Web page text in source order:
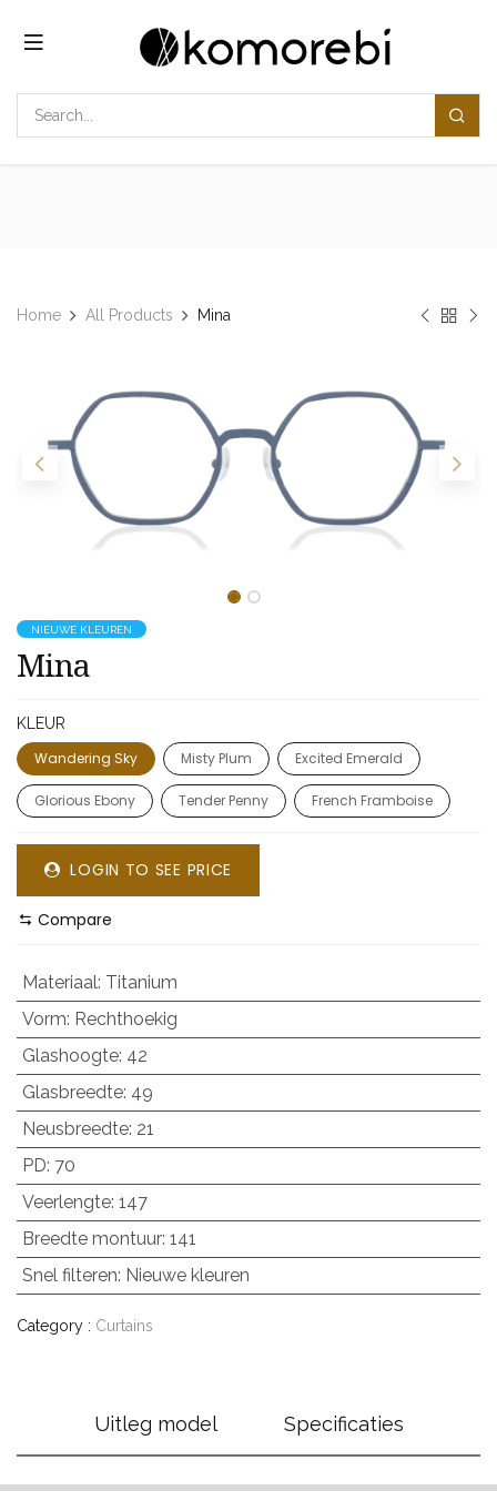
Home All Products Mina
NIEUWE KLEUREN
Mina
KLEUR
Wandering Sky Misty Plum Excited Emerald
Glorious Ebony Tender Penny French Framboise
LOGIN TO SEE PRICE
Compare
Materiaal: Titanium
Vorm: Rechthoekig
Glashoogte: 42
Glasbreedte: 49
Neusbreedte: 21
PD: 70
Veerlengte: 147
Breedte montuur: 141
Snel filteren: Nieuwe kleuren
Category : Curtains
Uitleg model Specificaties